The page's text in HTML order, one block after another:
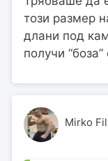
този размер
длани под
получи
Mirko